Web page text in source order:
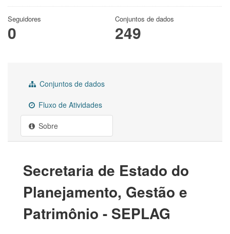
Seguidores
0
Conjuntos de dados
249
Conjuntos de dados
Fluxo de Atividades
Sobre
Secretaria de Estado do
Planejamento, Gestão e
Patrimônio - SEPLAG